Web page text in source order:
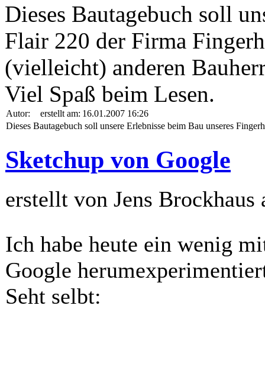
Dieses Bautagebuch soll
Flair 220 der Firma
(vielleicht) anderen
Viel Spaß beim Lesen.
Autor: erstellt am: 16.01.2007 16:26
Dieses Bautagebuch soll unsere Erlebnisse beim Bau unseres
Sketchup von Google
erstellt von Jens Brockhaus
Ich habe heute ein wenig
Google
Seht selbt: